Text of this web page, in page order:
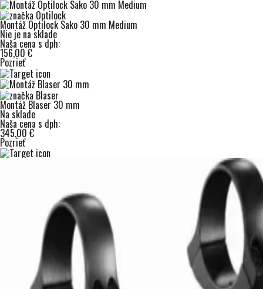
Montáž Optilock Sako 30 mm Medium
Nie je na sklade
Naša cena s dph:
156,00 €
Pozrieť
Montáž Blaser 30 mm
Na sklade
Naša cena s dph:
345,00 €
Pozrieť